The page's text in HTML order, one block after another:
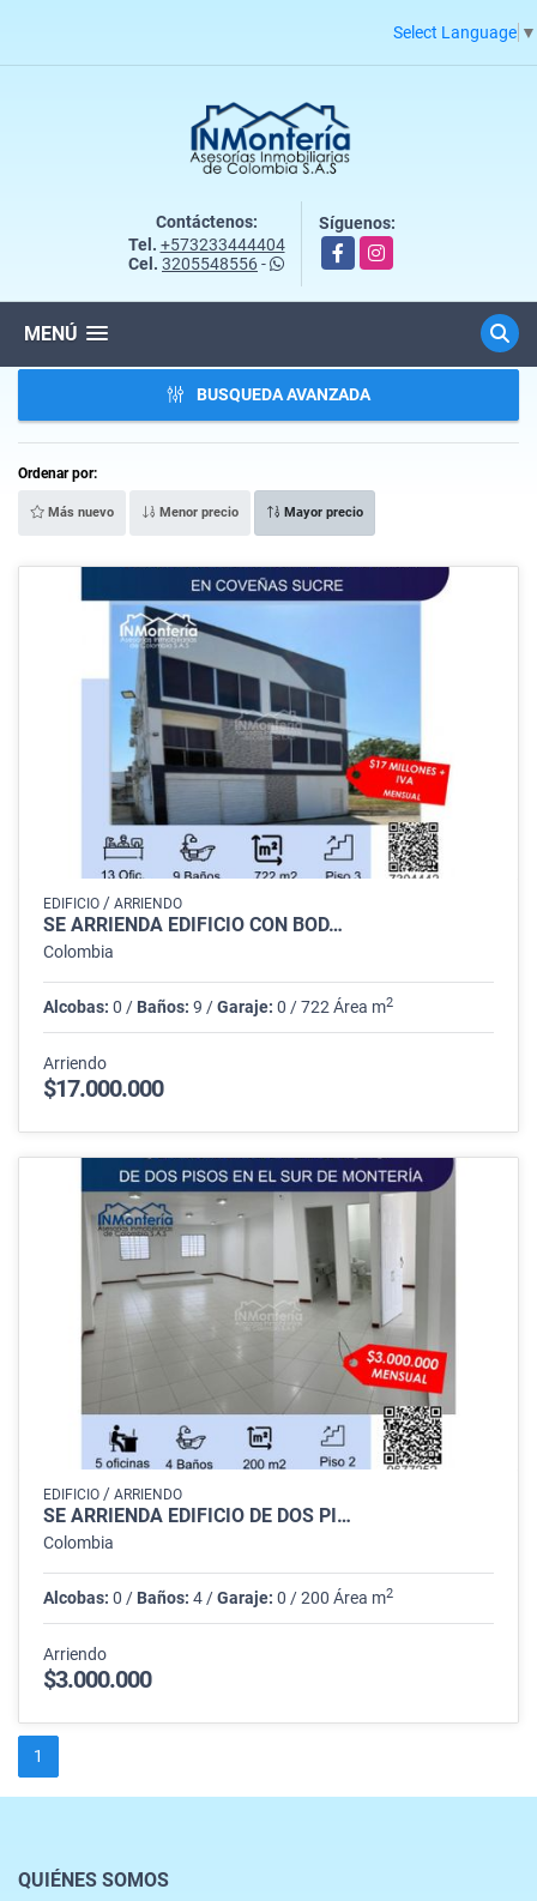
Select Language ▼
Contáctenos:
Tel. +573233444404
Cel. 3205548556-
Síguenos:
FacebookInstagram
MENÚ
BUSQUEDA AVANZADA
Ordenar por:
Más nuevo Menor precio Mayor precio
EDIFICIO / ARRIENDO
SE ARRIENDA EDIFICIO CON BOD…
Colombia
Alcobas: 0 / Baños: 9 /Garaje: 0 / 722 Área m2
Arriendo
$17.000.000
EDIFICIO / ARRIENDO
SE ARRIENDA EDIFICIO DE DOS PI…
Colombia
Alcobas: 0 / Baños: 4 /Garaje: 0 / 200 Área m2
Arriendo
$3.000.000
1
QUIÉNES SOMOS